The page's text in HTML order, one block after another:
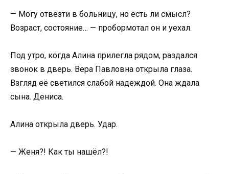
— Могу отвезти в больницу, но есть ли смысл?
Возраст, состояние… — пробормотал он и уехал.
Под утро, когда Алина прилегла рядом, раздался
звонок в дверь. Вера Павловна открыла глаза.
Взгляд её светился слабой надеждой. Она ждала
сына. Дениса.
Алина открыла дверь. Удар.
— Женя?! Как ты нашёл?!